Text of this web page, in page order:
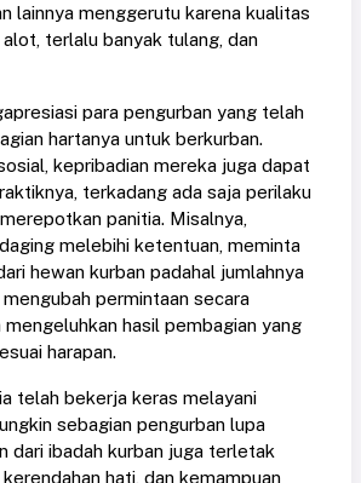
lainnya menggerutu karena kualitas
terlalu banyak tulang, dan
para pengurban yang telah
hartanya untuk berkurban.
kepribadian mereka juga dapat
terkadang ada saja perilaku
panitia. Misalnya,
melebihi ketentuan, meminta
hewan kurban padahal jumlahnya
permintaan secara
hasil pembagian yang
harapan.
telah bekerja keras melayani
sebagian pengurban lupa
dari ibadah kurban juga terletak
hati, dan kemampuan